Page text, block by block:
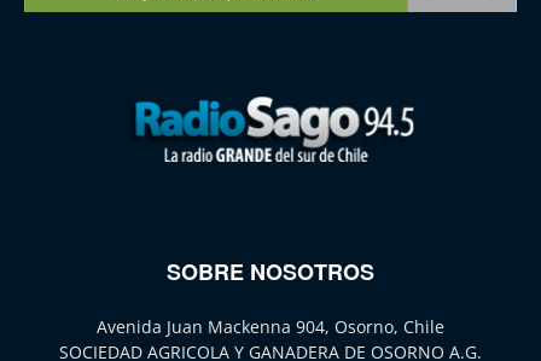
SOBRE NOSOTROS
Avenida Juan Mackenna 904, Osorno, Chile
SOCIEDAD AGRICOLA Y GANADERA DE OSORNO A.G.